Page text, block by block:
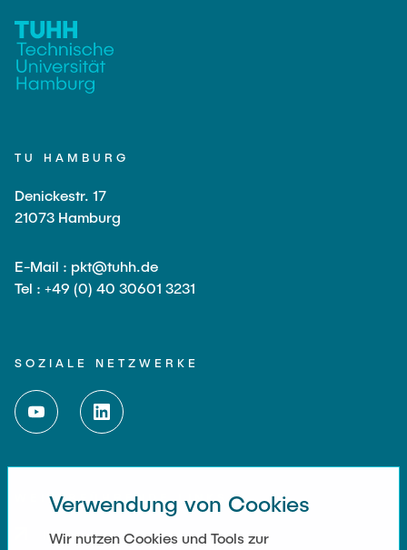
TU HAMBURG
Denickestr. 17
21073 Hamburg
E-Mail : pkt@tuhh.de
Tel : +49 (0) 40 30601 3231
SOZIALE NETZWERKE
WEITERFÜHRENDE LINKS
Impressum
Verwendung von Cookies
Wir nutzen Cookies und Tools zur